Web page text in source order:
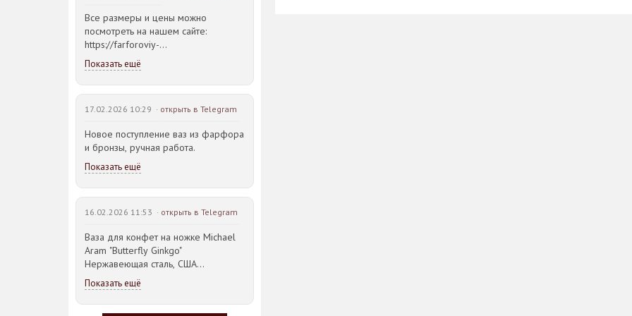
Все размеры и цены можно
посмотреть на нашем сайте:
https://farforoviy-
dvorec.ru/catalog/brands/Bohemia_JIHLAVA/
Показать ещё
17.02.2026 10:29 · открыть в Telegram
Новое поступление ваз из фарфора
и бронзы, ручная работа.
Показать ещё
16.02.2026 11:53 · открыть в Telegram
Ваза для конфет на ножке Michael
Aram "Butterfly Ginkgo"
Нержавеющая сталь, США
23,5*21,5*14,5см
Идея такого дизайна предметов
Показать ещё